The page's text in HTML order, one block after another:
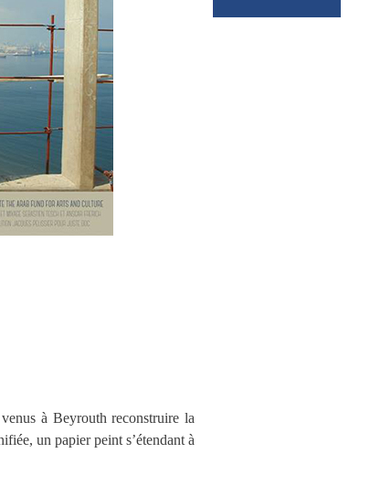
à Beyrouth reconstruire la
un papier peint s’étendant à